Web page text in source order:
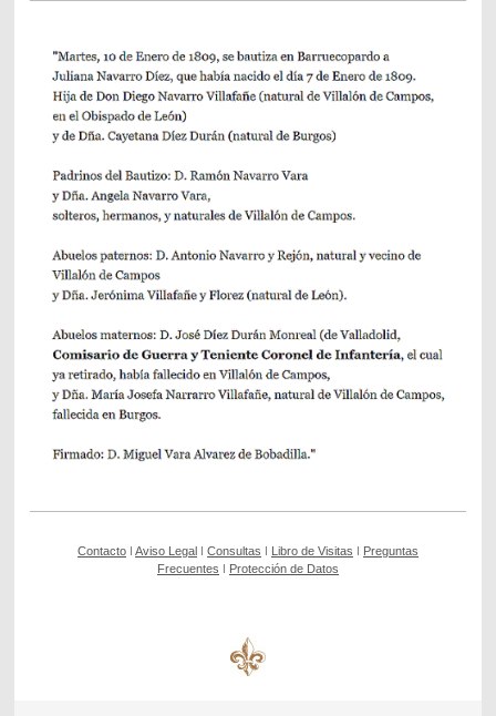
Contacto Aviso Legal Consultas Libro de Visitas
Preguntas
Frecuentes
Protección de Datos